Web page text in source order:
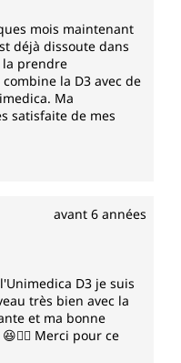
mois maintenant
déjà dissoute dans
prendre
la D3 avec de
Ma
satisfaite de mes
avant 6 années
D3 je suis
très bien avec la
et ma bonne
Merci pour ce